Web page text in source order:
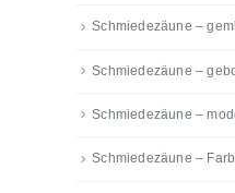
Schmiedezäune –
Schmiedezäune –
Schmiedezäune –
Schmiedezäune –